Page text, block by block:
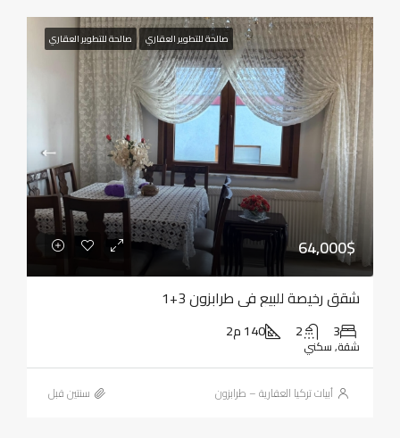
صالحة للتطوير العقاري صالحة للتطوير العقاري
64,000$
شقق رخيصة للبيع في طرابزون 3+1
3
2 140 م2
شقة, سكني
أبيات تركيا العقارية – طرابزون ‏سنتين قبل